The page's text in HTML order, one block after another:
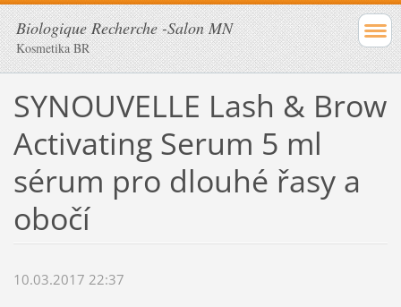
Biologique Recherche -Salon MN
Kosmetika BR
SYNOUVELLE Lash & Brow
Activating Serum 5 ml
sérum pro dlouhé řasy a
obočí
10.03.2017 22:37